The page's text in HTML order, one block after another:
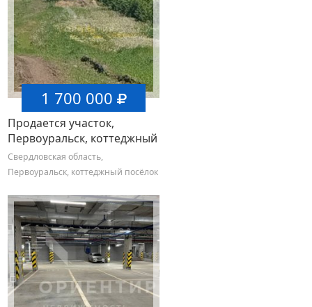
1 700 000
Продается участок,
Первоуральск, коттеджный
посёлок Семейные
традиции тер.
Свердловская область,
Первоуральск, коттеджный посёлок